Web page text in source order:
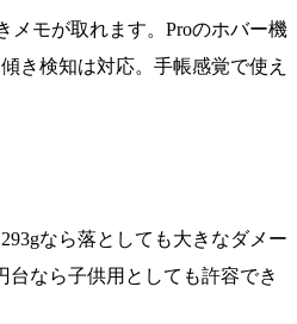
メモが取れます。Proのホバー機
き検知は対応。手帳感覚で使え
なら落としても大きなダメー
台なら子供用としても許容でき